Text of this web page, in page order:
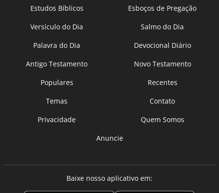
Estudos Bíblicos
Esboços de Pregação
Versículo do Dia
Salmo do Dia
Palavra do Dia
Devocional Diário
Antigo Testamento
Novo Testamento
Populares
Recentes
Temas
Contato
Privacidade
Quem Somos
Anuncie
Baixe nosso aplicativo em: